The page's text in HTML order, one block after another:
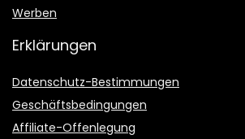
Werben
Erklärungen
Datenschutz-Bestimmungen
Geschäftsbedingungen
Affiliate-Offenlegung